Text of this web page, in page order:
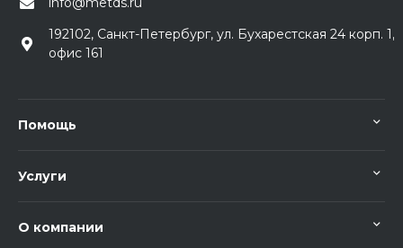
192102, Санкт-Петербург, ул. Бухарестская 24 корп. 1,
офис 161
Помощь
Услуги
О компании